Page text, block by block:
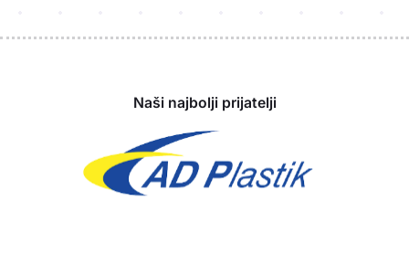
Naši najbolji prijatelji